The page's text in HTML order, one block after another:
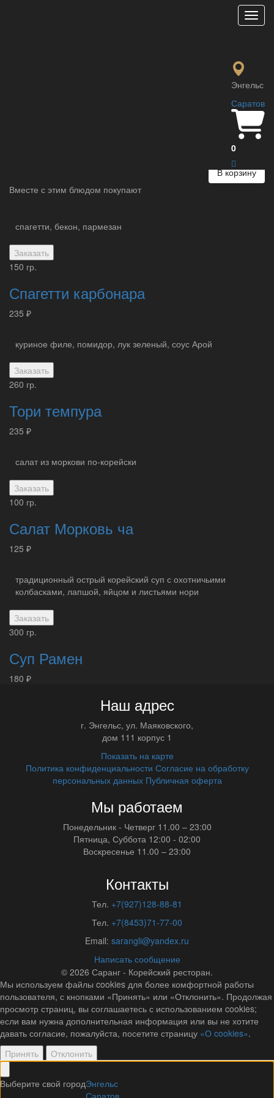
Меню
Энгельс
Саратов
0
В корзину
Вместе с этим блюдом покупают
спагетти, бекон, пармезан
Заказать
150 гр.
Спагетти карбонара
235 ₽
куриное филе, помидор, лук зеленый, соус Арой
Заказать
260 гр.
Тори темпура
235 ₽
салат из моркови по-корейски
Заказать
100 гр.
Салат Морковь ча
125 ₽
традиционный острый корейский суп с охотничьими
колбасками, лапшой, яйцом и листьями нори
Заказать
300 гр.
Суп Рамен
180 ₽
Наш адрес
г. Энгельс, ул. Маяковского,
дом 111 корпус 1
Показать на карте
Политика конфиденциальности Согласие на обработку
персональных данных Публичная оферта
Мы работаем
Понедельник - Четверг 11.00 – 23:00
Пятница, Суббота 12:00 - 02:00
Воскресенье 11.00 – 23:00
Контакты
Тел. +7(927)128-88-81
Тел. +7(8453)71-77-00
Email: sarangli@yandex.ru
Написать сообщение
© 2026 Саранг - Корейский ресторан.
Мы используем файлы cookies для более комфортной работы
пользователя, с кнопками «Принять» или «Отклонить». Продолжая
просмотр страниц, вы соглашаетесь с использованием cookies;
если вам нужна дополнительная информация или вы не хотите
давать согласие, пожалуйста, посетите страницу «О cookies».
Принять
Отклонить
Выберите свой городЭнгельс
Саратов